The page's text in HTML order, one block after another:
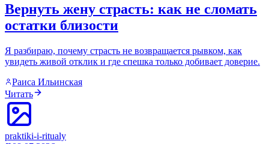
Вернуть жену страсть: как не сломать
остатки близости
Я разбираю, почему страсть не возвращается рывком, как
увидеть живой отклик и где спешка только добивает доверие.
Раиса Ильинская
Читать
praktiki-i-ritualy